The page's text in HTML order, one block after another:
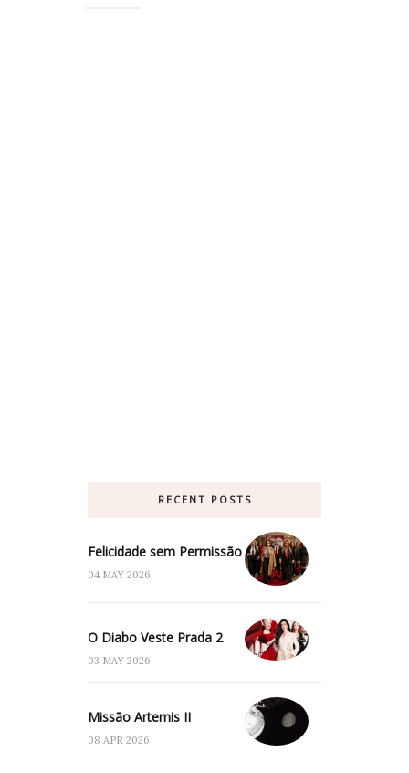
RECENT POSTS
Felicidade sem Permissão
04 MAY 2026
O Diabo Veste Prada 2
03 MAY 2026
Missão Artemis II
08 APR 2026